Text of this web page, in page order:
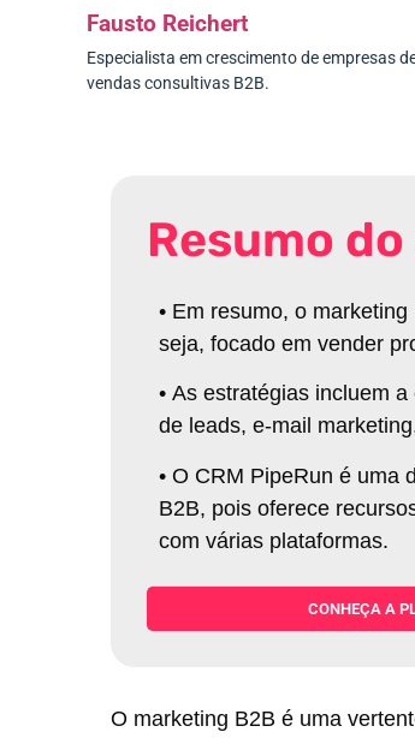
Fausto Reichert
Especialista em crescimento de empresas
vendas consultivas B2B.
Resumo
• Em resumo, o
seja, focado em vender
• As estratégias incluem
de leads, e-mail
• O CRM PipeRun é uma
B2B, pois oferece
com várias plataformas.
CONHEÇA A
O marketing B2B é uma